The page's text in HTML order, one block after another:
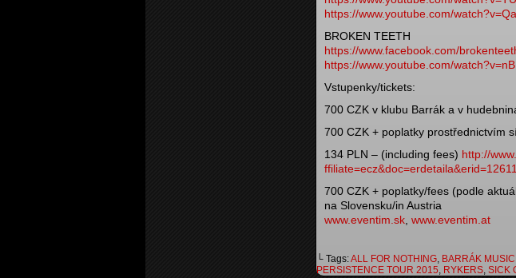
https://www.youtube.com/
BROKEN TEETH
https://www.facebook.com/
https://www.youtube.com/
Vstupenky/tickets:
700 CZK v klubu Barrák a v
700 CZK + poplatky prostřednictvím
134 PLN – (including fees) http://
ffiliate=ecz&doc=erdetaila
700 CZK + poplatky/fees (podle
na Slovensku/in Austria
www.eventim.sk www.eventim.at
└ Tags:ALL FOR NOTHING, BARRÁK
PERSISTENCE TOUR 2015, RYKERS, SICK